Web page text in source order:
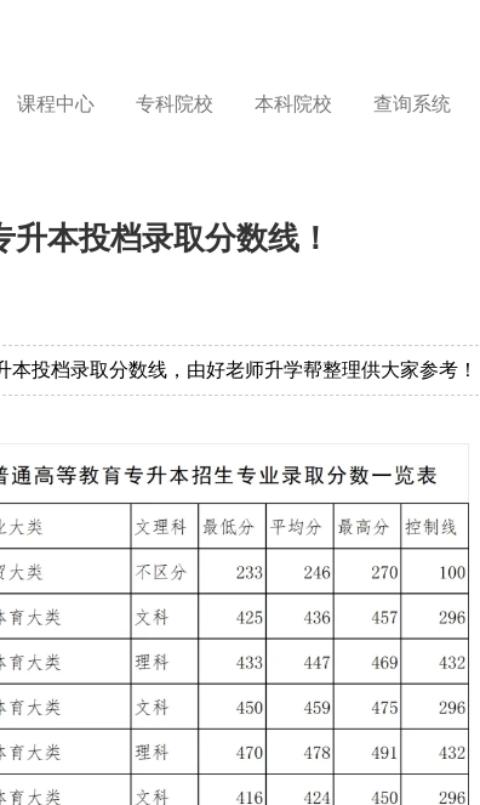
课程中心 专科院校 本科院校 查询系统
本投档录取分数线！
投档录取分数线，由好老师升学帮整理供大家参考！